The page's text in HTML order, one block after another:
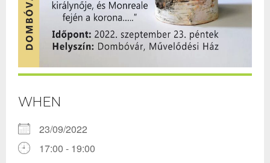
WHEN
23/09/2022
17:00 - 19:00